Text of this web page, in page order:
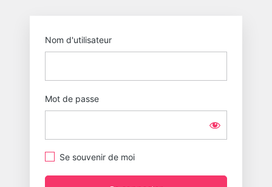
Nom d'utilisateur
Mot de passe
Se souvenir de moi